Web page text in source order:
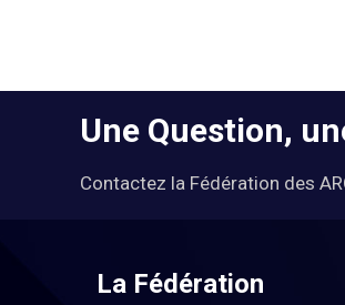
Une Question,
Contactez la Fédération des
La Fédération